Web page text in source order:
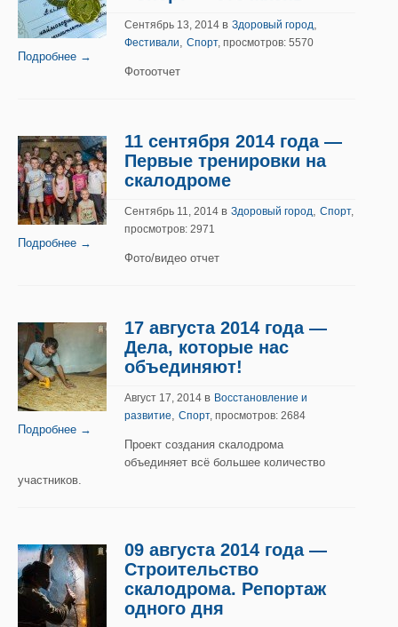
Подробнее →
Сентябрь 13, 2014 в Здоровый город,
Фестивали, Спорт, просмотров: 5570
Фотоотчет
Подробнее →
11 сентября 2014 года —
Первые тренировки на
скалодроме
Сентябрь 11, 2014 в Здоровый город, Спорт,
просмотров: 2971
Фото/видео отчет
Подробнее →
17 августа 2014 года —
Дела, которые нас
объединяют!
Август 17, 2014 в Восстановление и
развитие, Спорт, просмотров: 2684
Проект создания скалодрома
объединяет всё большее количество
участников.
09 августа 2014 года —
Строительство
скалодрома. Репортаж
одного дня